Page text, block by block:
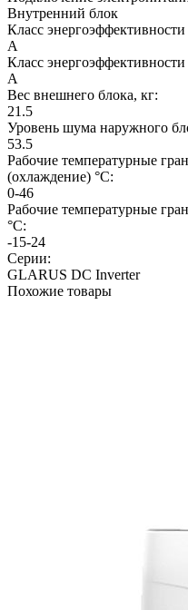
Внутренний блок
Класс
A
Класс
A
Вес внешнего блока, кг:
21.5
Уровень шума наружного
53.5
Рабочие температурные
(охлаждение) °C:
0-46
Рабочие температурные
°C:
-15-24
Серии:
GLARUS DC Inverter
Похожие товары